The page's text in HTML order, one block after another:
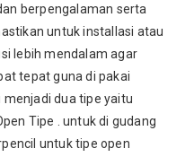
berpengalaman serta
untuk installasi atau
lebih mendalam agar
tepat guna di pakai
dua tipe yaitu
Tipe . untuk di gudang
untuk tipe open